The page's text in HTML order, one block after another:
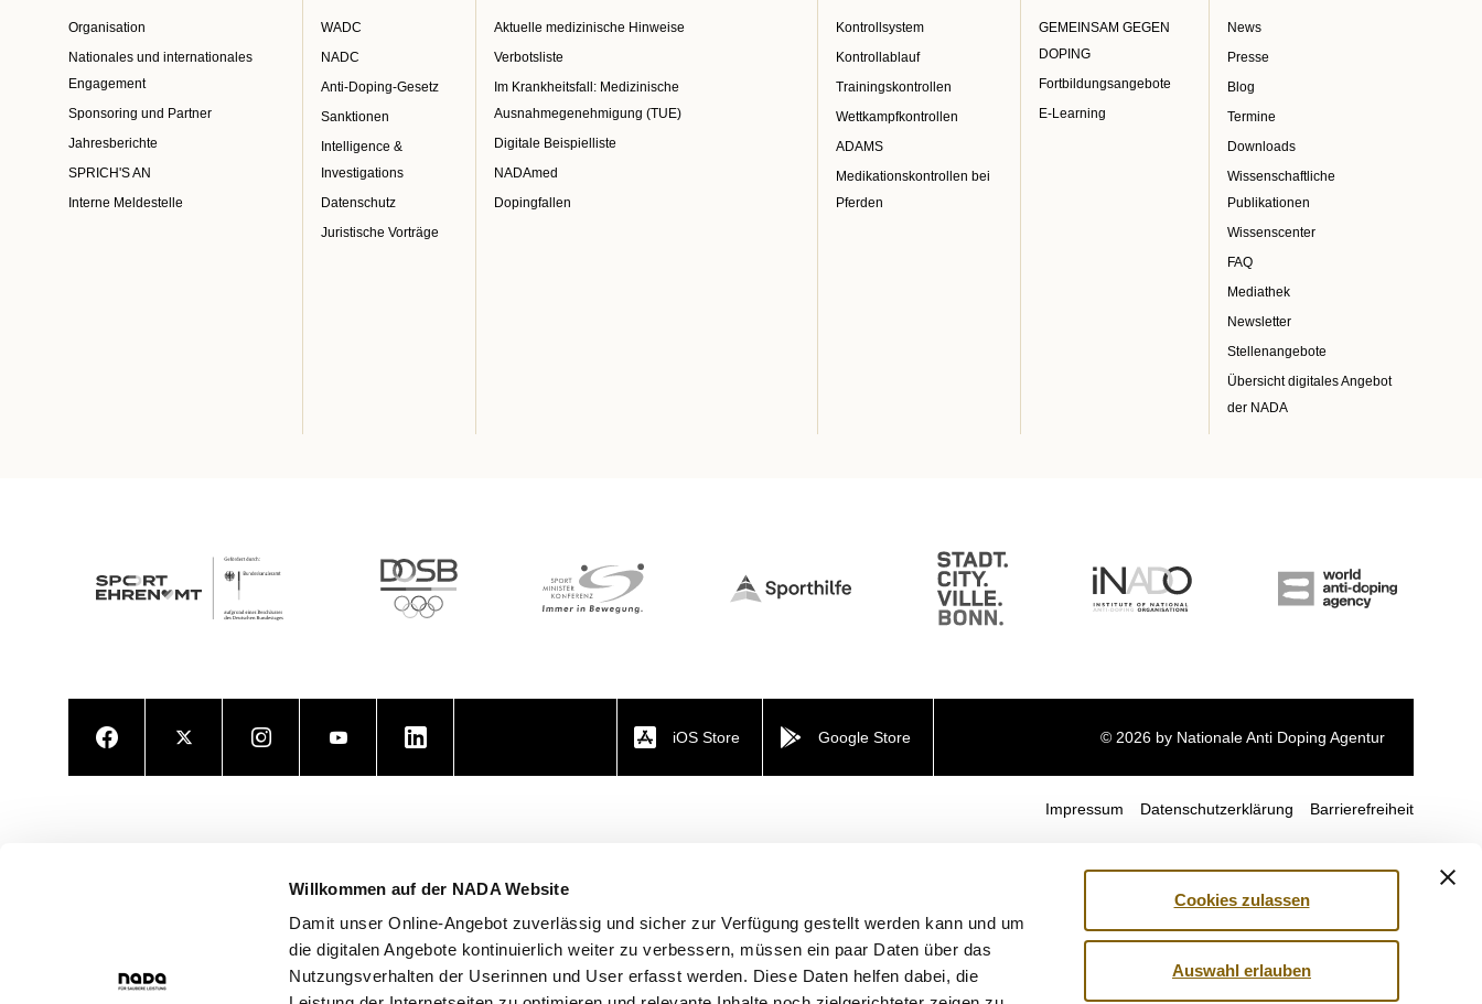
Willkommen auf der NADA Website
Damit unser Online-Angebot zuverlässig und sicher zur Verfügung gestellt werden kann und um
die digitalen Angebote kontinuierlich weiter zu verbessern, müssen ein paar Daten über das
Nutzungsverhalten der Userinnen und User erfasst werden. Diese Daten helfen dabei, die
Cookies zulassen
Auswahl erlauben
Organisation
Nationales und internationales
Engagement
Sponsoring und Partner
Jahresberichte
SPRICH'S AN
Interne Meldestelle
WADC
NADC
Anti-Doping-Gesetz
Sanktionen
Intelligence &
Investigations
Datenschutz
Juristische Vorträge
Aktuelle medizinische Hinweise
Verbotsliste
Im Krankheitsfall: Medizinische
Ausnahmegenehmigung (TUE)
Digitale Beispielliste
NADAmed
Dopingfallen
Kontrollsystem
Kontrollablauf
Trainingskontrollen
Wettkampfkontrollen
ADAMS
Medikationskontrollen bei
Pferden
GEMEINSAM GEGEN
DOPING
Fortbildungsangebote
E-Learning
News
Presse
Blog
Termine
Downloads
Wissenschaftliche
Publikationen
Wissenscenter
FAQ
Mediathek
Newsletter
Stellenangebote
Übersicht digitales Angebot
der NADA
Facebook Twitter Instagram Youtube LinkedIn iOS Store Google Store © 2026 by Nationale Anti Doping Agentur
Impressum Datenschutzerklärung Barrierefreiheit